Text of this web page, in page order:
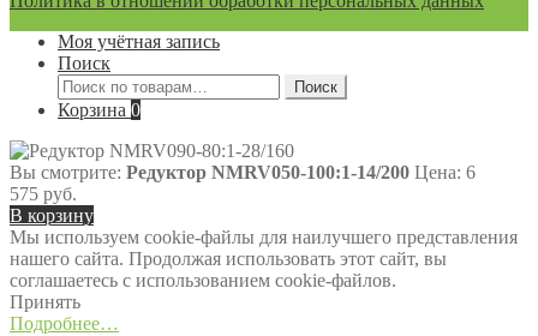
Моя учётная запись
Поиск
Искать:
Поиск
Корзина 0
Вы смотрите: Редуктор NMRV050-100:1-14/200 Цена: 6
575 руб.
В корзину
Мы используем cookie-файлы для наилучшего представления
нашего сайта. Продолжая использовать этот сайт, вы
соглашаетесь с использованием cookie-файлов.
Принять
Подробнее…